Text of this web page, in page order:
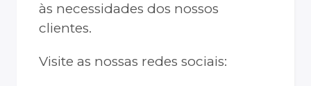
às necessidades dos nossos
clientes.
Visite as nossas redes sociais: